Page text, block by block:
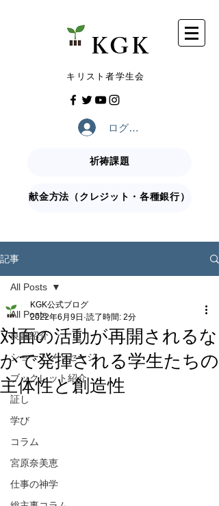
​KGK
​キリスト者学生会
ログイン
祈祷課題
献金方法（クレジット・各種銀行）
記事
All Posts
良書紹介
ショートメッセージ
ブックレット紹介
証し
学び
コラム
宮原奈美恵
仕事の神学
All Posts
対面の活動が再開されるな
かで発揮される学生たちの
主体性と創造性
KGK公式ブログ
2022年6月9日 読了時間: 2分